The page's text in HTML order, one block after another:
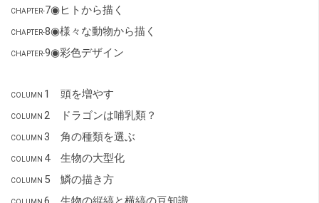
CHAPTER-7◉ヒトから描く
CHAPTER-8◉様々な動物から描く
CHAPTER-9◉彩色デザイン
COLUMN 1 頭を増やす
COLUMN 2 ドラゴンは哺乳類？
COLUMN 3 角の種類を選ぶ
COLUMN 4 生物の大型化
COLUMN 5 鱗の描き方